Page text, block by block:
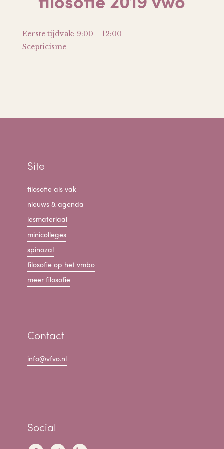
Eerste tijdvak: 9:00 – 12:00
Scepticisme
Site
filosofie als vak
nieuws & agenda
lesmateriaal
minicolleges
spinoza!
filosofie op het vmbo
meer filosofie
Contact
info@vfvo.nl
Social